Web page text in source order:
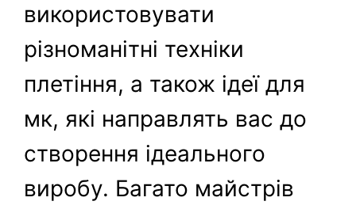
використовувати
різноманітні техніки
плетіння, а також ідеї для
мк, які направлять вас до
створення ідеального
виробу. Багато майстрів